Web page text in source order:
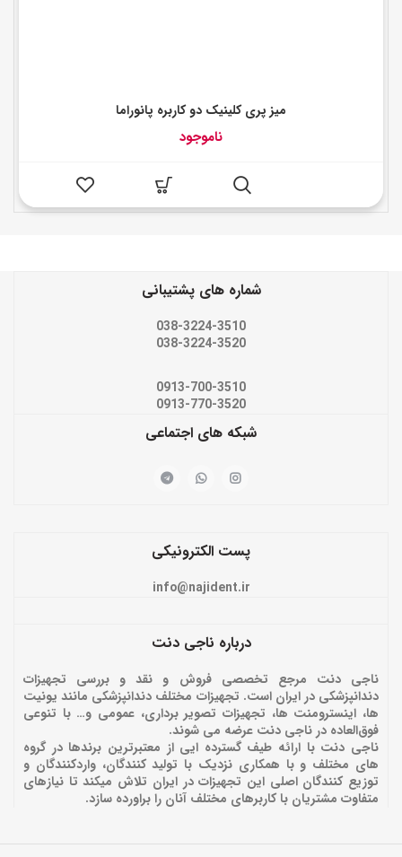
میز پری کلینیک دو کاربره پانوراما
ناموجود
شماره های پشتیبانی
038-3224-3510
038-3224-3520
0913-700-3510
0913-770-3520
شبکه های اجتماعی
پست الکترونیکی
info@najident.ir
درباره ناجی دنت
ناجی دنت مرجع تخصصی فروش و نقد و بررسی تجهیزات
دندانپزشکی در ایران است. تجهیزات مختلف دندانپزشکی مانند یونیت
ها، اینسترومنت ها، تجهیزات تصویر برداری، عمومی و… با تنوعی
فوق‌العاده در ناجی دنت عرضه می شوند.
ناجی دنت با ارائه‌ طیف گسترده ایی از معتبرترین برندها در گروه
های مختلف و با همکاری نزدیک با تولید کنندگان، واردکنندگان و
توزیع کنندگان اصلی این تجهیزات در ایران تلاش میکند تا نیازهای
متفاوت مشتریان با کاربرهای مختلف آنان را براورده سازد.